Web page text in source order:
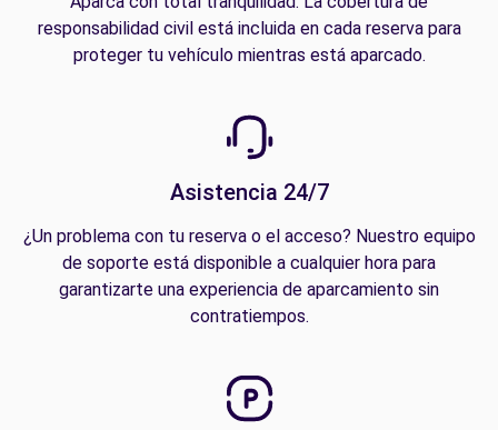
responsabilidad civil está incluida en cada reserva para
proteger tu vehículo mientras está aparcado.
Asistencia 24/7
¿Un problema con tu reserva o el acceso? Nuestro equipo
de soporte está disponible a cualquier hora para
garantizarte una experiencia de aparcamiento sin
contratiempos.